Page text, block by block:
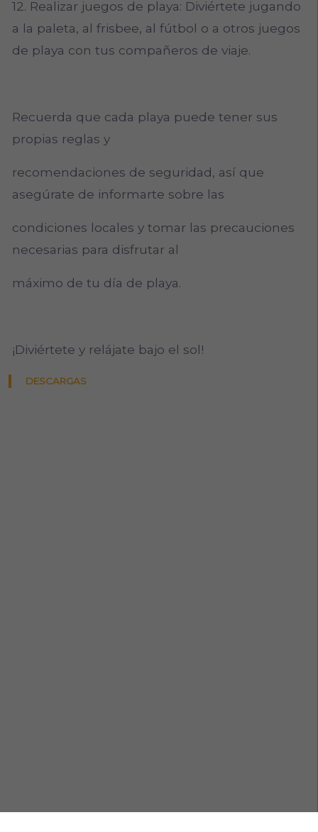
12. Realizar juegos de playa: Diviértete jugando
a la paleta, al frisbee, al fútbol o a otros juegos
de playa con tus compañeros de viaje.
Recuerda que cada playa puede tener sus
propias reglas y
recomendaciones de seguridad, así que
asegúrate de informarte sobre las
condiciones locales y tomar las precauciones
necesarias para disfrutar al
máximo de tu día de playa.
¡Diviértete y relájate bajo el sol!
DESCARGAS